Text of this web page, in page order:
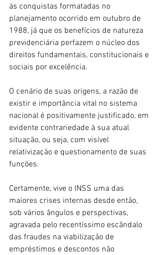
às conquistas formatadas no
planejamento ocorrido em outubro de
1988, já que os benefícios de natureza
previdenciária perfazem o núcleo dos
direitos fundamentais, constitucionais e
sociais por excelência.
O cenário de suas origens, a razão de
existir e importância vital no sistema
nacional é positivamente justificado, em
evidente contrariedade à sua atual
situação, ou seja, com visível
relativização e questionamento de suas
funções.
Certamente, vive o INSS uma das
maiores crises internas desde então,
sob vários ângulos e perspectivas,
agravada pelo recentíssimo escândalo
das fraudes na viabilização de
empréstimos e descontos não